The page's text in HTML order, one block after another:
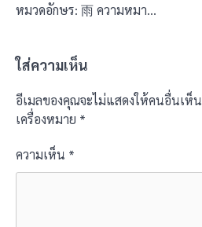
หมวดอักษร: 雨 ความหมา…
ใส่ความเห็น
อีเมลของคุณจะไม่แสดงให้คนอื่นเห็น
เครื่องหมาย *
ความเห็น *